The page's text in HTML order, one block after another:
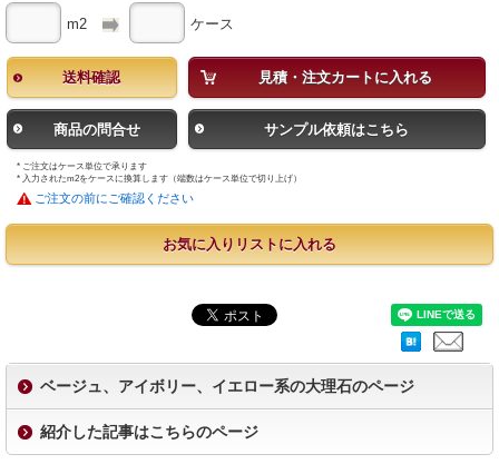
m2 ケース
送料確認 見積・注文カートに入れる
商品の問合せ サンプル依頼はこちら
* ご注文はケース単位で承ります
* 入力されたm2をケースに換算します（端数はケース単位で切り上げ）
ご注文の前にご確認ください
お気に入りリストに入れる
ベージュ、アイボリー、イエロー系の大理石のページ
紹介した記事はこちらのページ